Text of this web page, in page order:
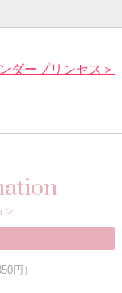
ダープリンセス＞
ン
円）